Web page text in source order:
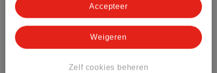
Dit product heeft (nog) geen Nature
Meer informatie
Bestel & Bezorginformatie
Zelf cookies beheren
Weigeren
Accepteer